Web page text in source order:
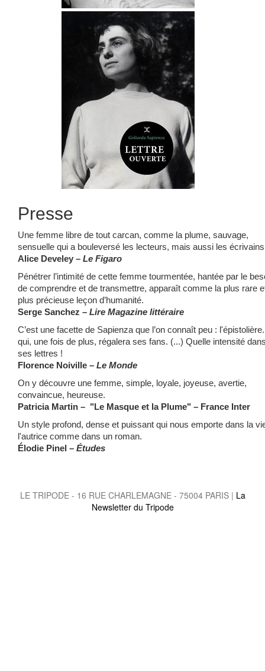
Presse
Une femme libre de tout carcan, comme la plume, sauvage,
sensuelle qui a bouleversé les lecteurs, mais aussi les
Alice Develey – Le Figaro
Pénétrer l’intimité de cette femme tourmentée, hantée par le
de comprendre et de transmettre, apparaît comme la plus rare
plus précieuse leçon d’humanité.
Serge Sanchez – Lire Magazine littéraire
C’est une facette de Sapienza que l’on connaît peu :
qui, une fois de plus, régalera ses fans. (...) Quelle intensité
ses lettres !
Florence Noiville – Le Monde
On y découvre une femme, simple, loyale, joyeuse, avertie,
convaincue, heureuse.
Patricia Martin – "Le Masque et la Plume" – France Inter
Un style profond, dense et puissant qui nous emporte dans la
l'autrice comme dans un roman.
Élodie Pinel – Études
LE TRIPODE - 16 RUE CHARLEMAGNE - 75004 PARIS | La
Newsletter du Tripode